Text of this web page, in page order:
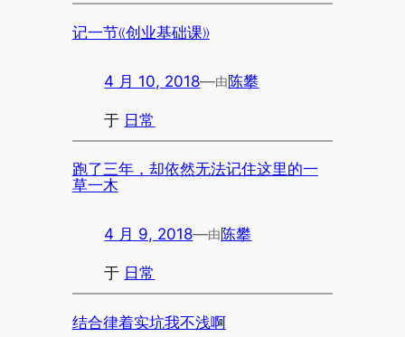
记一节《创业基础课》
4 月 10, 2018—由陈攀
于 日常
跑了三年，却依然无法记住这里的一
草一木
4 月 9, 2018—由陈攀
于 日常
结合律着实坑我不浅啊